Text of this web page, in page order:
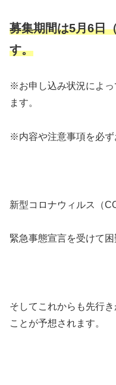
募集期間は5月6日
す。
※お申し込み状況によっ
ます。
※内容や注意事項を必ず
新型コロナウィルス（
緊急事態宣言を受けて
そしてこれからも先行
ことが予想されます。